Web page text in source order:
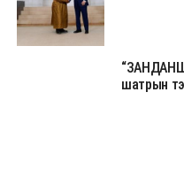
шатрын